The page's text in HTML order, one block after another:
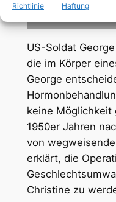
Richtlinie
Haftung
US-Soldat
die im Körper
George
keine Möglichkeit
1950er Jahren
von
erklärt, die
Christine zu